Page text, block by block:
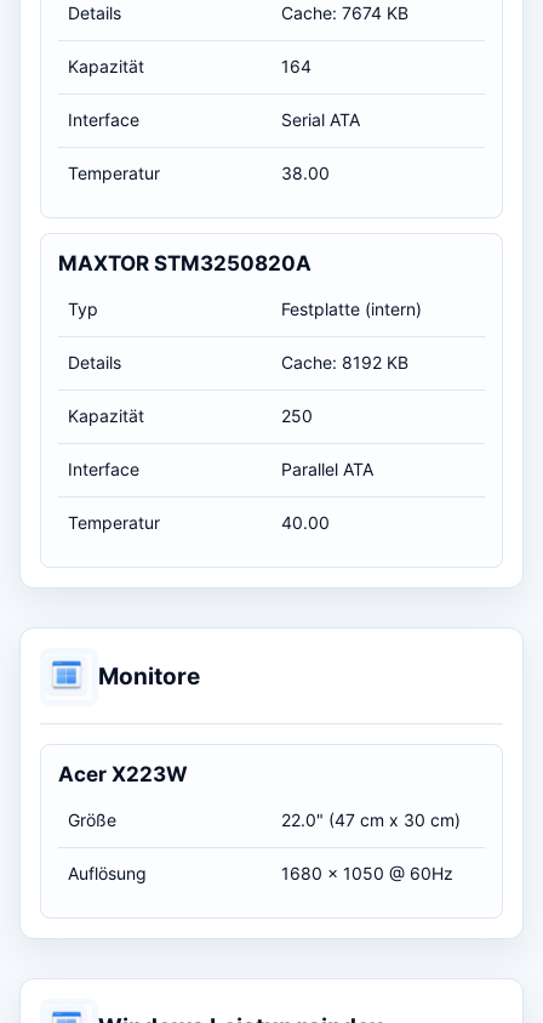
Details Cache: 7674 KB
Kapazität 164
Interface Serial ATA
Temperatur 38.00
MAXTOR STM3250820A
Typ Festplatte (intern)
Details Cache: 8192 KB
Kapazität 250
Interface Parallel ATA
Temperatur 40.00
Monitore
Acer X223W
Größe 22.0" (47 cm x 30 cm)
Auflösung 1680 x 1050 @ 60Hz